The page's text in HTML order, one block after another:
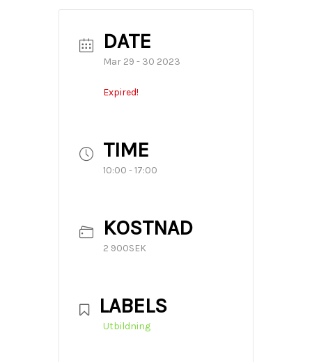
DATE
Mar 29 - 30 2023
Expired!
TIME
10:00 - 17:00
KOSTNAD
2 900SEK
LABELS
Utbildning